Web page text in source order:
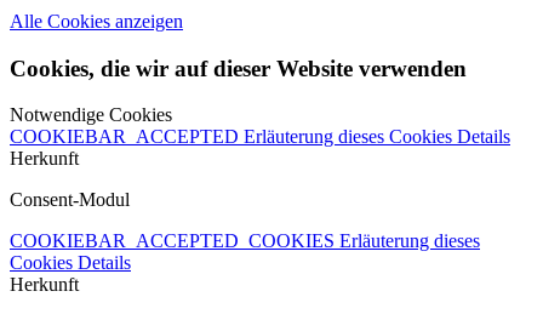
Alle Cookies anzeigen
Cookies, die wir auf dieser Website verwenden
Notwendige Cookies
COOKIEBAR_ACCEPTED Erläuterung dieses Cookies Details
Herkunft
Consent-Modul
COOKIEBAR_ACCEPTED_COOKIES Erläuterung dieses
Cookies Details
Herkunft